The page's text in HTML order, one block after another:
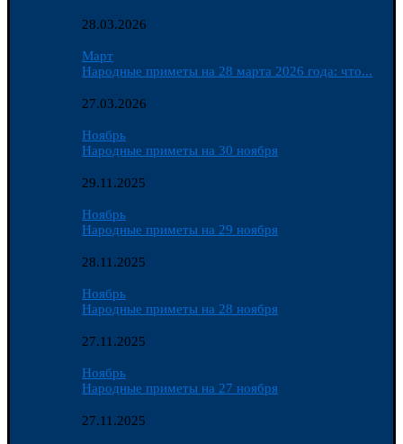
28.03.2026
Март
Народные приметы на 28 марта 2026 года: что...
27.03.2026
Ноябрь
Народные приметы на 30 ноября
29.11.2025
Ноябрь
Народные приметы на 29 ноября
28.11.2025
Ноябрь
Народные приметы на 28 ноября
27.11.2025
Ноябрь
Народные приметы на 27 ноября
27.11.2025